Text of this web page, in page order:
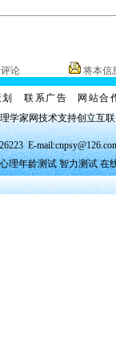
论
将本信
联系广告
网站合
学家网技术支持创立互
E-
心理年龄测试 智力测试 在